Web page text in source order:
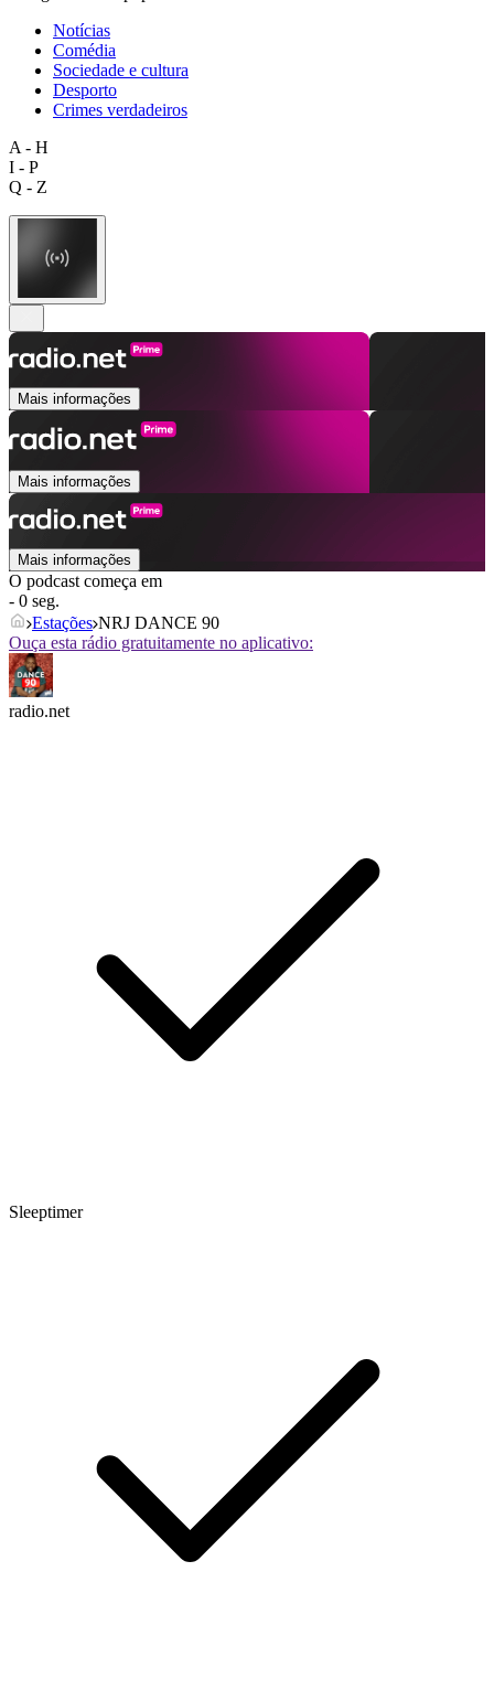
Notícias
Comédia
Sociedade e cultura
Desporto
Crimes verdadeiros
A - H
I - P
Q - Z
Mais informações
Mais informações
Mais informações
O podcast começa em
- 0 seg.
Estações NRJ DANCE 90
Ouça esta rádio gratuitamente no aplicativo:
radio.net
Sleeptimer